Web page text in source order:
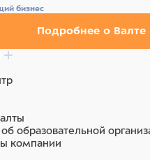
действие
действия перметрина
передачи нервных
координации
препарата
практически не
кровоток, быстро
тела и, удерживаясь на
бизнес
Подробнее о Валте
образовательной
компании